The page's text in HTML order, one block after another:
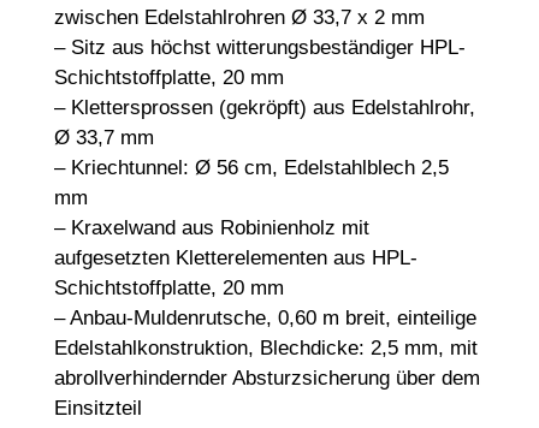
zwischen Edelstahlrohren Ø 33,7 x 2 mm
– Sitz aus höchst witterungsbeständiger HPL-
Schichtstoffplatte, 20 mm
– Klettersprossen (gekröpft) aus Edelstahlrohr,
Ø 33,7 mm
– Kriechtunnel: Ø 56 cm, Edelstahlblech 2,5
mm
– Kraxelwand aus Robinienholz mit
aufgesetzten Kletterelementen aus HPL-
Schichtstoffplatte, 20 mm
– Anbau-Muldenrutsche, 0,60 m breit, einteilige
Edelstahlkonstruktion, Blechdicke: 2,5 mm, mit
abrollverhindernder Absturzsicherung über dem
Einsitzteil